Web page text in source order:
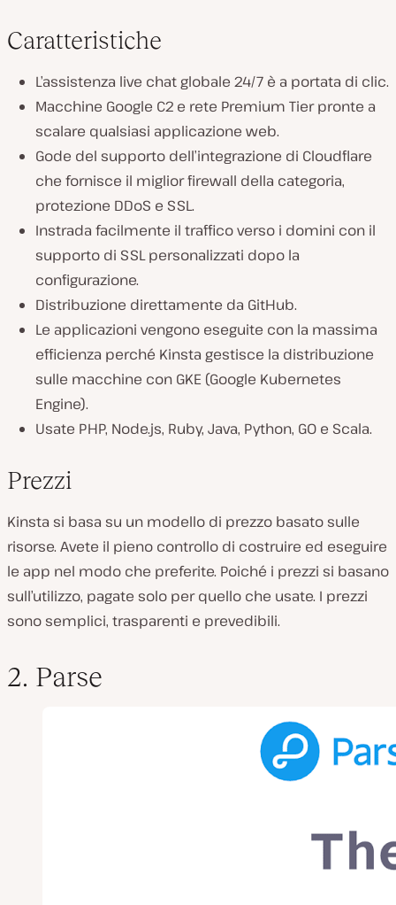
Caratteristiche
L’assistenza live chat globale 24/7 è a portata di clic.
Macchine Google C2 e rete Premium Tier pronte a
scalare qualsiasi applicazione web.
Gode del supporto dell’integrazione di Cloudflare
che fornisce il miglior firewall della categoria,
protezione DDoS e SSL.
Instrada facilmente il traffico verso i domini con il
supporto di SSL personalizzati dopo la
configurazione.
Distribuzione direttamente da GitHub.
Le applicazioni vengono eseguite con la massima
efficienza perché Kinsta gestisce la distribuzione
sulle macchine con GKE (Google Kubernetes
Engine).
Usate PHP, Node.js, Ruby, Java, Python, GO e Scala.
Prezzi
Kinsta si basa su un modello di prezzo basato sulle
risorse. Avete il pieno controllo di costruire ed eseguire
le app nel modo che preferite. Poiché i prezzi si basano
sull’utilizzo, pagate solo per quello che usate. I prezzi
sono semplici, trasparenti e prevedibili.
2. Parse